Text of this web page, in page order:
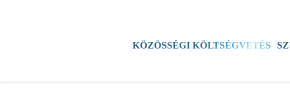
KÖZÖSSÉGI KÖLTSÉGVETÉS